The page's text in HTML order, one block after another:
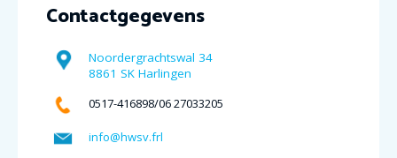
Contactgegevens
Noordergrachtswal 34
8861 SK Harlingen
0517-416898/06 27033205
info@hwsv.frl